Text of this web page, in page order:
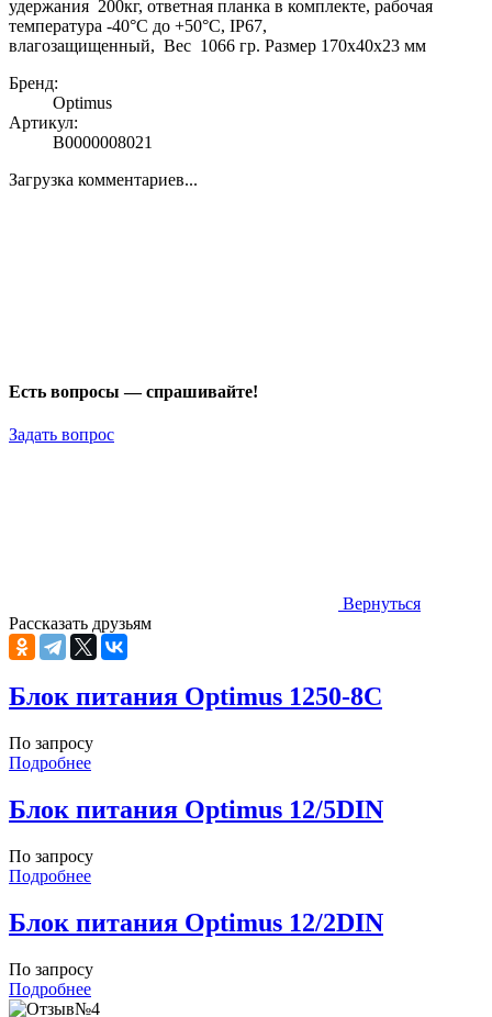
удержания 200кг, ответная планка в комплекте, рабочая
температура -40°С до +50°С, IP67,
влагозащищенный, Вес 1066 гр. Размер 170х40х23 мм
Бренд:
Optimus
Артикул:
В0000008021
Загрузка комментариев...
Есть вопросы — спрашивайте!
Задать вопрос
Вернуться
Рассказать друзьям
Блок питания Optimus 1250-8C
По запросу
Подробнее
Блок питания Optimus 12/5DIN
По запросу
Подробнее
Блок питания Optimus 12/2DIN
По запросу
Подробнее